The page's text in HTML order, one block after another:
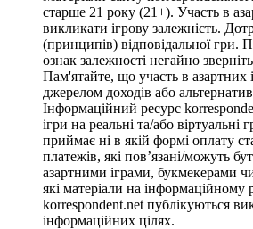
старше 21 року (21+). Участь в
викликати ігрову залежність.
(принципів) відповідальної гри.
ознак залежності негайно
Пам'ятайте, що участь в азартних
джерелом доходів або
Інформаційний ресурс
ігри на реальні та/або віртуальні
приймає ні в якій формі оплату
платежів, які пов’язані/можуть
азартними іграми, букмекерами
які матеріали на інформаційному
korrespondent.net публікуються
інформаційних цілях.